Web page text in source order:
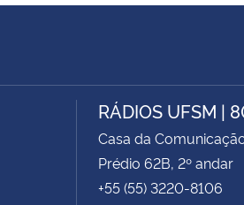
RÁDIOS UFSM |
Casa da
Prédio 62B, 2º andar
+55 (55) 3220-8106